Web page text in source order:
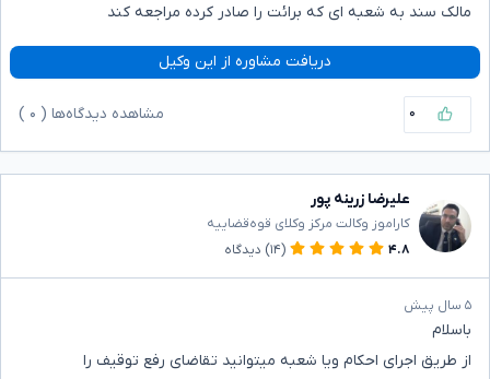
مالک سند به شعبه ای که برائت را صادر کرده مراجعه کند
دریافت مشاوره از این وکیل
۰ مشاهده دیدگاه‌ها ( ۰
علیرضا زرینه پور
کاراموز وکالت مرکز وکلای قوه‌قضاییه
۴.۸
(۱۴) دیدگاه
۵ سال پیش
باسلام
از طریق اجرای احکام ویا شعبه میتوانید تقاضای رفع توقیف را